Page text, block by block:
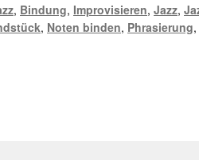
, Bindung, Improvisieren,Jazz,
, Noten binden, Phrasierung